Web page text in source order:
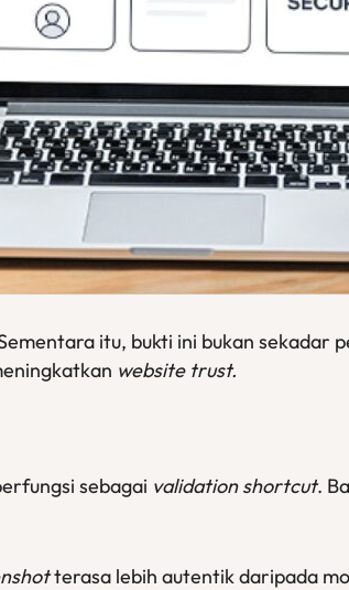
itu, bukti ini bukan sekadar
website trust.
sebagai validation shortcut.
terasa lebih autentik daripada